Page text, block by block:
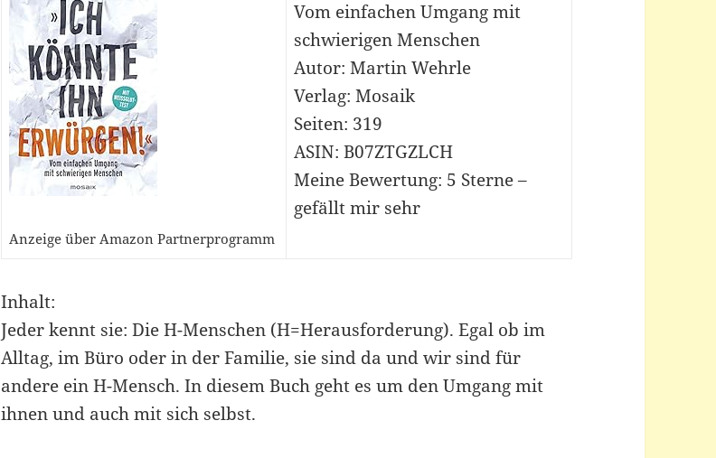
Anzeige über Amazon Partnerprogramm
Vom einfachen Umgang mit
schwierigen Menschen
Autor: Martin Wehrle
Verlag: Mosaik
Seiten: 319
ASIN: B07ZTGZLCH
Meine Bewertung: 5 Sterne –
gefällt mir sehr
Inhalt:
Jeder kennt sie: Die H-Menschen (H=Herausforderung). Egal ob im
Alltag, im Büro oder in der Familie, sie sind da und wir sind für
andere ein H-Mensch. In diesem Buch geht es um den Umgang mit
ihnen und auch mit sich selbst.